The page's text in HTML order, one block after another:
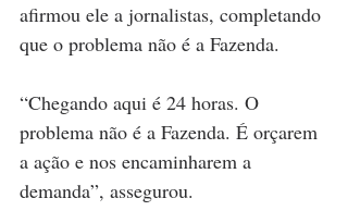
afirmou ele a jornalistas, completando
que o problema não é a Fazenda.
“Chegando aqui é 24 horas. O
problema não é a Fazenda. É orçarem
a ação e nos encaminharem a
demanda”, assegurou.